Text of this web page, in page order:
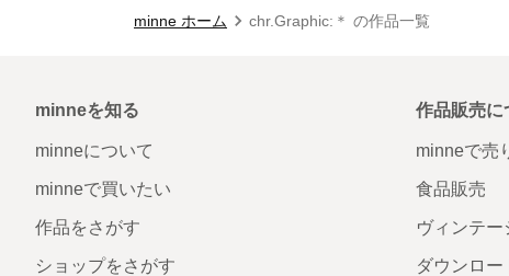
minne ホーム chr.Graphic:＊ の作品一覧
minneを知る
minneについて
minneで買いたい
作品をさがす
ショップをさがす
作品販売に
minneで売
食品販売
ヴィンテー
ダウンロー